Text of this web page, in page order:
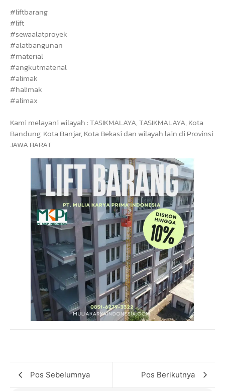
#liftbarang
#lift
#sewaalatproyek
#alatbangunan
#material
#angkutmaterial
#alimak
#halimak
#alimax
Kami melayani wilayah : TASIKMALAYA, TASIKMALAYA, Kota
Bandung, Kota Banjar, Kota Bekasi dan wilayah lain di Provinsi
JAWA BARAT
Pos Sebelumnya Pos Berikutnya